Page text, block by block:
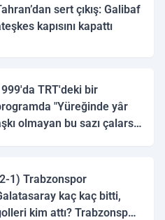
sert çıkış: Galibaf
kapısını kapattı
TRT'deki bir
"Yüreğinde yâr
olmayan bu sazı çalarsa
1) Trabzonspor
kaç kaç bitti,
kim attı? Trabzonspor